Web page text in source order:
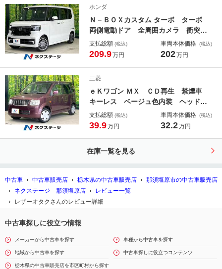
イバシーガラス ＣＤ／ＤＶＤ
ホンダ
Ｎ－ＢＯＸカスタム ターボ ターボ
両側電動ドア 全周囲カメラ 衝突被
害軽減システム 禁煙車 ドラレコ
コーナーセンサー スマートキー Ｌ
ム 車線逸脱警報
支払総額 (税込)
209.9万円
車両本体価格 (税込)
202万円
三菱
ｅＫワゴン ＭＸ ＣＤ再生 禁煙車
キーレス ベージュ色内装 ヘッドラ
イトレベライザー 盗難防止装置 ベ
ンチシート プライバシーガラス
支払総額 (税込)
39.9万円
車両本体価格 (税込)
32.2万円
在庫一覧を見る
中古車 中古車販売店 栃木県の中古車販売店
那須塩原市の中古車販売店
ネクステージ 那須塩原店
レビュー一覧
レザーオタクさんのレビュー詳細
中古車探しに役立つ情報
メーカーから中古車を探す 車種から中古車を探す
地域から中古車を探す 中古車探しに役立つコンテンツ
栃木県の中古車販売店を市区町村から探す